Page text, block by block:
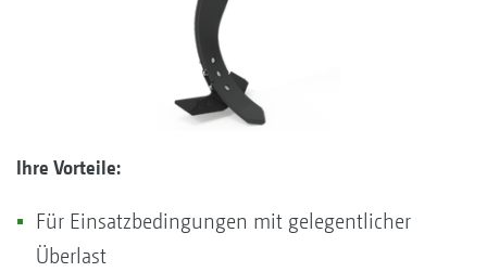
Ihre Vorteile:
Für Einsatzbedingungen mit gelegentlicher
Überlast